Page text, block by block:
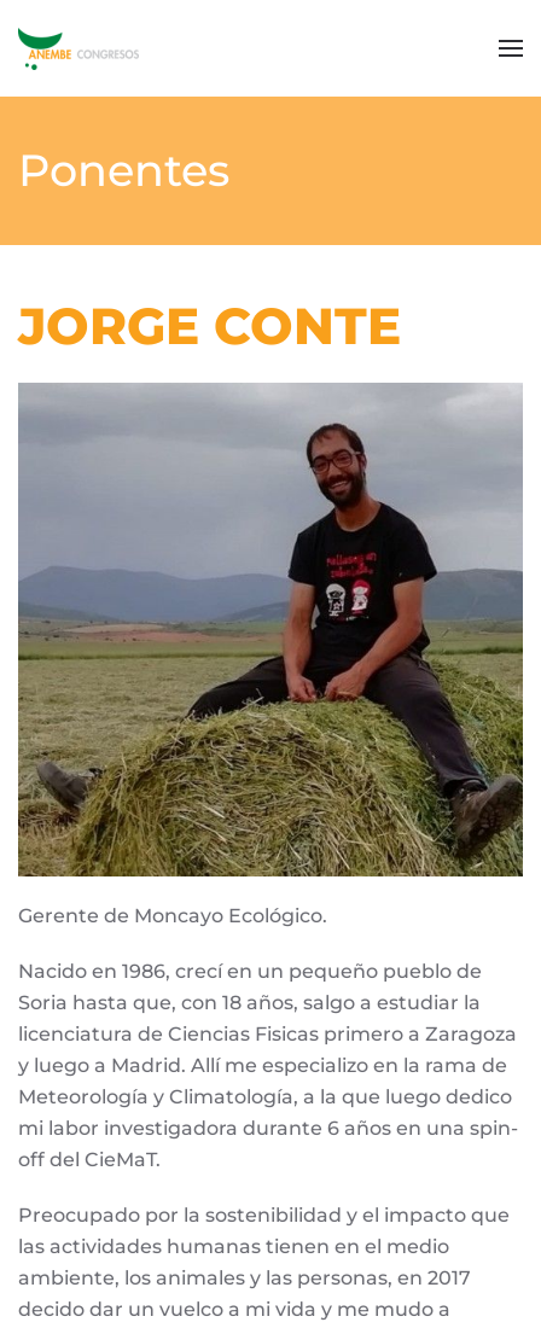
Ponentes
JORGE CONTE
Gerente de Moncayo Ecológico.
Nacido en 1986, crecí en un pequeño pueblo de
Soria hasta que, con 18 años, salgo a estudiar la
licenciatura de Ciencias Fisicas primero a Zaragoza
y luego a Madrid. Allí me especializo en la rama de
Meteorología y Climatología, a la que luego dedico
mi labor investigadora durante 6 años en una spin-
off del CieMaT.
Preocupado por la sostenibilidad y el impacto que
las actividades humanas tienen en el medio
ambiente, los animales y las personas, en 2017
decido dar un vuelco a mi vida y me mudo a